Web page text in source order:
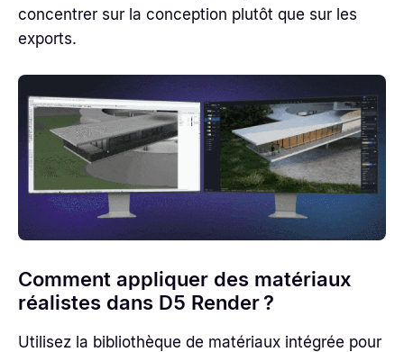
concentrer sur la conception plutôt que sur les
exports.
Comment appliquer des matériaux
réalistes dans D5 Render ?
Utilisez la bibliothèque de matériaux intégrée pour